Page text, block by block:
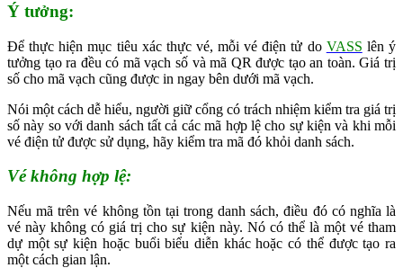
Ý tưởng:
Để thực hiện mục tiêu xác thực vé, mỗi vé điện tử do VASS lên ý
tưởng tạo ra đều có mã vạch số và mã QR được tạo an toàn. Giá trị
số cho mã vạch cũng được in ngay bên dưới mã vạch.
Nói một cách dễ hiểu, người giữ cổng có trách nhiệm kiểm tra giá trị
số này so với danh sách tất cả các mã hợp lệ cho sự kiện và khi mỗi
vé điện tử được sử dụng, hãy kiểm tra mã đó khỏi danh sách.
Vé không hợp lệ:
Nếu mã trên vé không tồn tại trong danh sách, điều đó có nghĩa là
vé này không có giá trị cho sự kiện này. Nó có thể là một vé tham
dự một sự kiện hoặc buổi biểu diễn khác hoặc có thể được tạo ra
một cách gian lận.